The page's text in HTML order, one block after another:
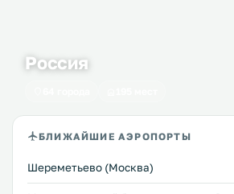
Россия
БЛИЖАЙШИЕ АЭРОПОРТЫ
Шереметьево (Москва)